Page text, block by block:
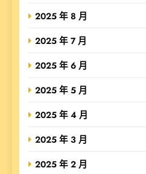
2025 年 8 月
2025 年 7 月
2025 年 6 月
2025 年 5 月
2025 年 4 月
2025 年 3 月
2025 年 2 月